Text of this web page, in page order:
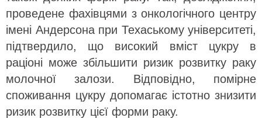
проведене фахівцями з онкологічного центру
імені Андерсона при Техаському університеті,
підтвердило, що високий вміст цукру в
раціоні може збільшити ризик розвитку раку
молочної залози. Відповідно, помірне
споживання цукру допомагає істотно знизити
ризик розвитку цієї форми раку.